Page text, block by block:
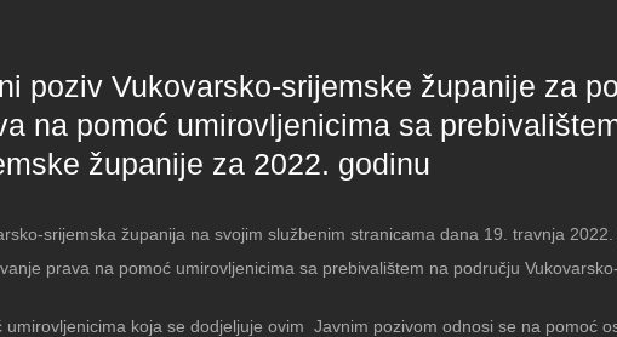
poziv Vukovarsko-srijemske županije za
na pomoć umirovljenicima sa
županije za 2022. godinu
srijemska županija na svojim službenim stranicama dana 19. travnja
prava na pomoć umirovljenicima sa prebivalištem na području
umirovljenicima koja se dodjeljuje ovim Javnim pozivom odnosi se na pomoć